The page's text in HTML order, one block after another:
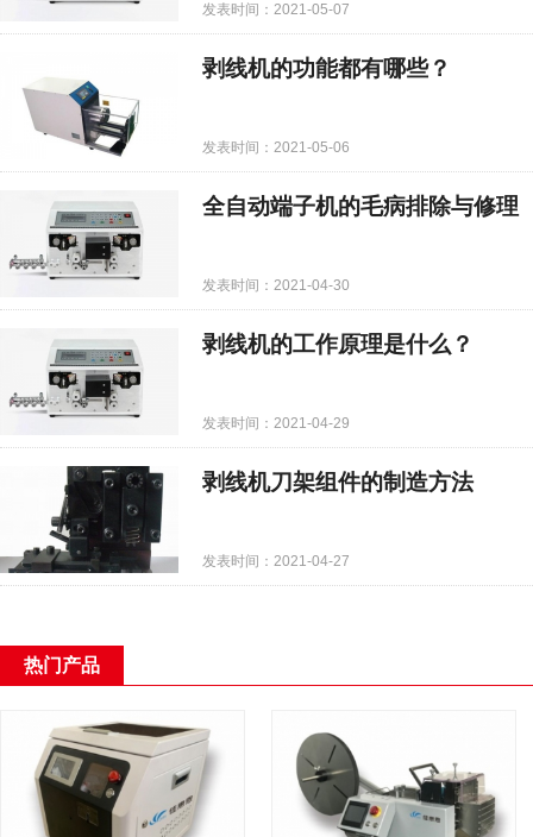
发表时间：2021-05-07
剥线机的功能都有哪些？
发表时间：2021-05-06
全自动端子机的毛病排除与修理
发表时间：2021-04-30
剥线机的工作原理是什么？
发表时间：2021-04-29
剥线机刀架组件的制造方法
发表时间：2021-04-27
热门产品